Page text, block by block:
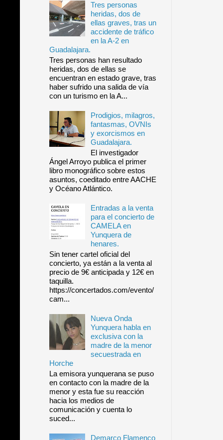
Tres personas
heridas, dos de
ellas graves, tras un
accidente de tráfico
en la A-2 en
Guadalajara.
Tres personas han resultado
heridas, dos de ellas se
encuentran en estado grave, tras
haber sufrido una salida de vía
con un turismo en la A...
Prodigios, milagros,
fantasmas, OVNIs
y exorcismos en
Guadalajara.
El investigador
Ángel Arroyo publica el primer
libro monográfico sobre estos
asuntos, coeditado entre AACHE
y Océano Atlántico.
Entradas a la venta
para el concierto de
CAMELA en
Yunquera de
henares.
Sin tener cartel oficial del
concierto, ya están a la venta al
precio de 9€ anticipada y 12€ en
taquilla.
https://concertados.com/evento/
cam...
Nueva Onda
Yunquera habla en
exclusiva con la
madre de la menor
secuestrada en
Horche
La emisora yunquerana se puso
en contacto con la madre de la
menor y esta fue su reacción
hacia los medios de
comunicación y cuenta lo
suced...
Demarco Flamenco